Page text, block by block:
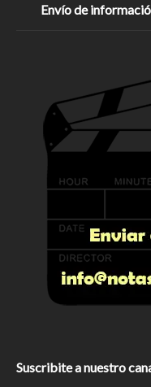
Envío de
Suscribite a nuestro